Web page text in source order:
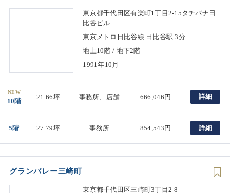
東京都千代田区有楽町1丁目2-15タチバナ日
比谷ビル
東京メトロ日比谷線 日比谷駅 3分
地上10階 / 地下2階
1991年10月
NEW
10階
21.66坪 事務所、店舗 666,046円 詳細
5階 27.79坪 事務所 854,543円 詳細
グランバレー三崎町
東京都千代田区三崎町3丁目2-8